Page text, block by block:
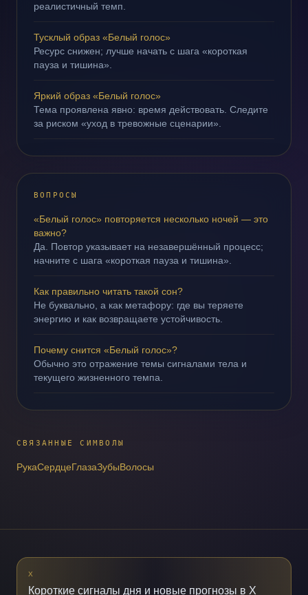
реалистичный темп.
Тусклый образ «Белый голос»
Ресурс снижен; лучше начать с шага «короткая
пауза и тишина».
Яркий образ «Белый голос»
Тема проявлена явно: время действовать. Следите
за риском «уход в тревожные сценарии».
ВОПРОСЫ
«Белый голос» повторяется несколько ночей — это
важно?
Да. Повтор указывает на незавершённый процесс;
начните с шага «короткая пауза и тишина».
Как правильно читать такой сон?
Не буквально, а как метафору: где вы теряете
энергию и как возвращаете устойчивость.
Почему снится «Белый голос»?
Обычно это отражение темы сигналами тела и
текущего жизненного темпа.
СВЯЗАННЫЕ СИМВОЛЫ
РукаСердцеГлазаЗубыВолосы
X
Короткие сигналы дня и новые прогнозы в X